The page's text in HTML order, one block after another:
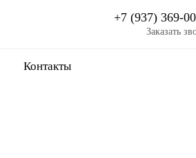
+7 (937) 369-
Заказать
Контакты